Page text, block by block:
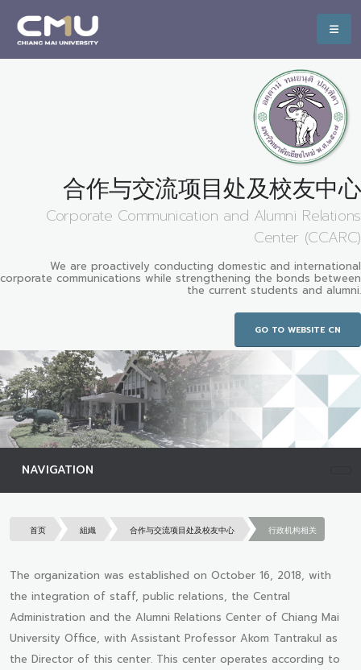
合作与交流项目处及校友中心
Corporate Communication and Alumni Relations
Center (CCARC)
We are proactively conducting domestic and international
corporate communications while strengthening the bonds between
the current students and alumni.
GO TO WEBSITE CN
NAVIGATION
首页 組織 合作与交流项目处及校友中心 行政机构相关
The organization was established on October 16, 2018, with
the integration of staff, public relations, the Central
Administration and the Alumni Relations Center of Chiang Mai
University Office, with Assistant Professor Akom Tantrakul as
the Director of this center. This center operates according to